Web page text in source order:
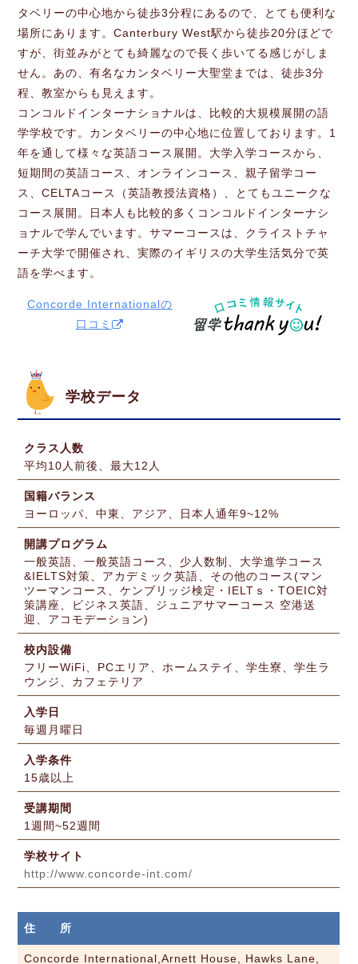
タベリーの中心地から徒歩3分程にあるので、とても便利な
場所にあります。Canterbury West駅から徒歩20分ほどで
すが、街並みがとても綺麗なので長く歩いてる感じがしま
せん。あの、有名なカンタベリー大聖堂までは、徒歩3分
程、教室からも見えます。
コンコルドインターナショナルは、比較的大規模展開の語
学学校です。カンタベリーの中心地に位置しております。1
年を通して様々な英語コース展開。大学入学コースから、
短期間の英語コース、オンラインコース、親子留学コー
ス、CELTAコース（英語教授法資格）、とてもユニークな
コース展開。日本人も比較的多くコンコルドインターナシ
ョナルで学んでいます。サマーコースは、クライストチャ
ーチ大学で開催され、実際のイギリスの大学生活気分で英
語を学べます。
Concorde Internationalの
口コミ
学校データ
クラス人数
平均10人前後、最大12人
国籍バランス
ヨーロッパ、中東、アジア、日本人通年9~12%
開講プログラム
一般英語、一般英語コース、少人数制、大学進学コース
&IELTS対策、アカデミック英語、その他のコース(マン
ツーマンコース、ケンブリッジ検定・IELTｓ・TOEIC対
策講座、ビジネス英語、ジュニアサマーコース 空港送
迎、アコモデーション)
校内設備
フリーWiFi、PCエリア、ホームステイ、学生寮、学生ラ
ウンジ、カフェテリア
入学日
毎週月曜日
入学条件
15歳以上
受講期間
1週間~52週間
学校サイト
http://www.concorde-int.com/
住 所
Concorde International,Arnett House, Hawks Lane,